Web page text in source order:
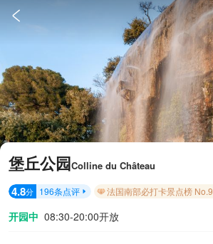

堡丘公园Colline du Château
4.8分 196条点评  法国南部必打卡景点榜 No.9
开园中 08:30-20:00开放